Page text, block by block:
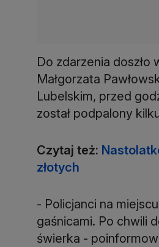
Do zdarzenia doszło
Małgorzata
Lubelskim, przed
został podpalony
Czytaj też:
złotych
- Policjanci na
gaśnicami. Po chwili
świerka -